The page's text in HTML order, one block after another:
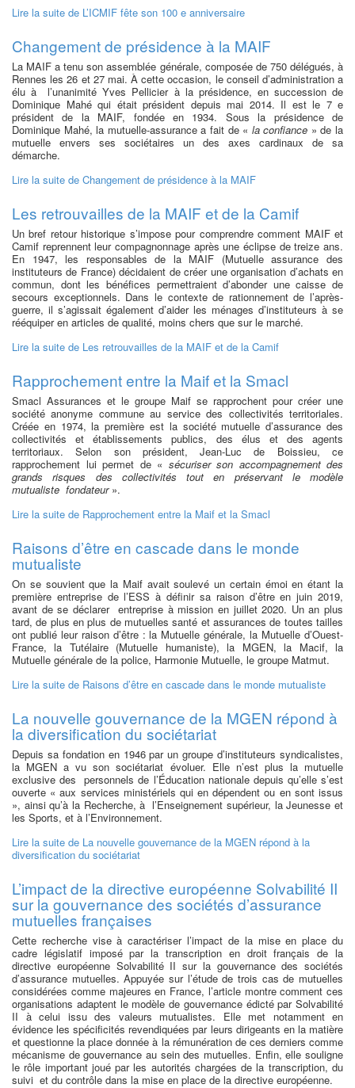
Lire la suite de L’ICMIF fête son 100 e anniversaire
Changement de présidence à la MAIF
La MAIF a tenu son assemblée générale, composée de 750 délégués, à
Rennes les 26 et 27 mai. À cette occasion, le conseil d’administration a
élu à l’unanimité Yves Pellicier à la présidence, en succession de
Dominique Mahé qui était président depuis mai 2014. Il est le 7 e
président de la MAIF, fondée en 1934. Sous la présidence de
Dominique Mahé, la mutuelle-assurance a fait de « la confiance » de la
mutuelle envers ses sociétaires un des axes cardinaux de sa
démarche.
Lire la suite de Changement de présidence à la MAIF
Les retrouvailles de la MAIF et de la Camif
Un bref retour historique s’impose pour comprendre comment MAIF et
Camif reprennent leur compagnonnage après une éclipse de treize ans.
En 1947, les responsables de la MAIF (Mutuelle assurance des
instituteurs de France) décidaient de créer une organisation d’achats en
commun, dont les bénéfices permettraient d’abonder une caisse de
secours exceptionnels. Dans le contexte de rationnement de l’après-
guerre, il s’agissait également d’aider les ménages d’instituteurs à se
rééquiper en articles de qualité, moins chers que sur le marché.
Lire la suite de Les retrouvailles de la MAIF et de la Camif
Rapprochement entre la Maif et la Smacl
Smacl Assurances et le groupe Maif se rapprochent pour créer une
société anonyme commune au service des collectivités territoriales.
Créée en 1974, la première est la société mutuelle d’assurance des
collectivités et établissements publics, des élus et des agents
territoriaux. Selon son président, Jean-Luc de Boissieu, ce
rapprochement lui permet de « sécuriser son accompagnement des
grands risques des collectivités tout en préservant le modèle
mutualiste fondateur».
Lire la suite de Rapprochement entre la Maif et la Smacl
Raisons d’être en cascade dans le monde
mutualiste
On se souvient que la Maif avait soulevé un certain émoi en étant la
première entreprise de l’ESS à définir sa raison d’être en juin 2019,
avant de se déclarer entreprise à mission en juillet 2020. Un an plus
tard, de plus en plus de mutuelles santé et assurances de toutes tailles
ont publié leur raison d’être : la Mutuelle générale, la Mutuelle d’Ouest-
France, la Tutélaire (Mutuelle humaniste), la MGEN, la Macif, la
Mutuelle générale de la police, Harmonie Mutuelle, le groupe Matmut.
Lire la suite de Raisons d’être en cascade dans le monde mutualiste
La nouvelle gouvernance de la MGEN répond à
la diversification du sociétariat
Depuis sa fondation en 1946 par un groupe d’instituteurs syndicalistes,
la MGEN a vu son sociétariat évoluer. Elle n’est plus la mutuelle
exclusive des personnels de l’Éducation nationale depuis qu’elle s’est
ouverte « aux services ministériels qui en dépendent ou en sont issus
», ainsi qu’à la Recherche, à l’Enseignement supérieur, la Jeunesse et
les Sports, et à l’Environnement.
Lire la suite de La nouvelle gouvernance de la MGEN répond à la
diversification du sociétariat
L’impact de la directive européenne Solvabilité II
sur la gouvernance des sociétés d’assurance
mutuelles françaises
Cette recherche vise à caractériser l’impact de la mise en place du
cadre législatif imposé par la transcription en droit français de la
directive européenne Solvabilité II sur la gouvernance des sociétés
d’assurance mutuelles. Appuyée sur l’étude de trois cas de mutuelles
considérées comme majeures en France, l’article montre comment ces
organisations adaptent le modèle de gouvernance édicté par Solvabilité
II à celui issu des valeurs mutualistes. Elle met notamment en
évidence les spécificités revendiquées par leurs dirigeants en la matière
et questionne la place donnée à la rémunération de ces derniers comme
mécanisme de gouvernance au sein des mutuelles. Enfin, elle souligne
le rôle important joué par les autorités chargées de la transcription, du
suivi et du contrôle dans la mise en place de la directive européenne.